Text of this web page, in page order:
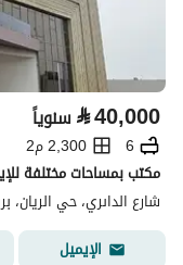
⃁40,000 سنوياً
6
2,300 م2
مكتب بمساحات مختلفة
شارع الداىري، حي
الإيميل